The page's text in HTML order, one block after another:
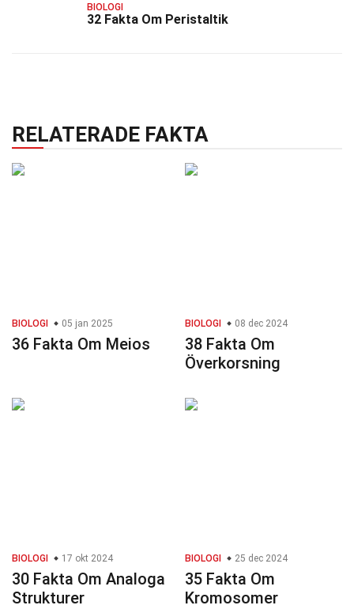
BIOLOGI
32 Fakta Om Peristaltik
RELATERADE FAKTA
BIOLOGI 05 jan 2025
36 Fakta Om Meios
BIOLOGI 08 dec 2024
38 Fakta Om
Överkorsning
BIOLOGI 17 okt 2024
30 Fakta Om Analoga
Strukturer
BIOLOGI 25 dec 2024
35 Fakta Om
Kromosomer